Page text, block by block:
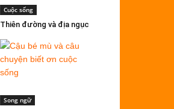
Cuộc sống
Thiên đường và địa ngục
Song ngữ